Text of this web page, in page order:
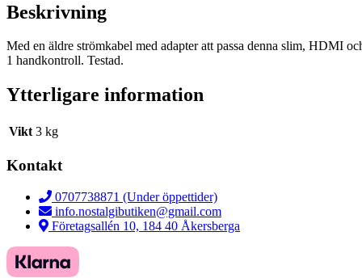
Beskrivning
Med en äldre strömkabel med adapter att passa denna slim, HDMI
1 handkontroll. Testad.
Ytterligare information
Vikt 3 kg
Kontakt
0707738871 (Under öppettider)
info.nostalgibutiken@gmail.com
Företagsallén 10, 184 40 Åkersberga